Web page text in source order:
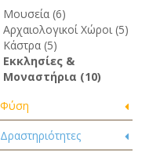
Μουσεία (6)
Αρχαιολογικοί Χώροι (5)
Κάστρα (5)
Εκκλησίες &
Μοναστήρια (10)
Φύση
Δραστηριότητες